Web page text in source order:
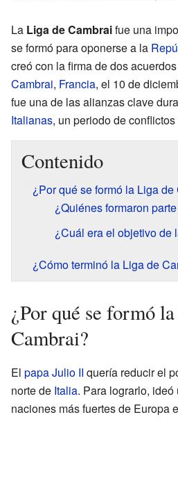
La Liga de Cambraifue una
se formó para oponerse a la
creó con la firma de dos
Cambrai, Francia, el 10 de
fue una de las alianzas clave
Italianas, un periodo de conflictos
Contenido
¿Por qué se formó la Liga de
¿Quiénes formaron
¿Cuál era el objetivo de
¿Cómo terminó la Liga de
¿Por qué se formó
Cambrai?
El papa Julio II quería reducir el
norte de Italia. Para lograrlo,
naciones más fuertes de Europa